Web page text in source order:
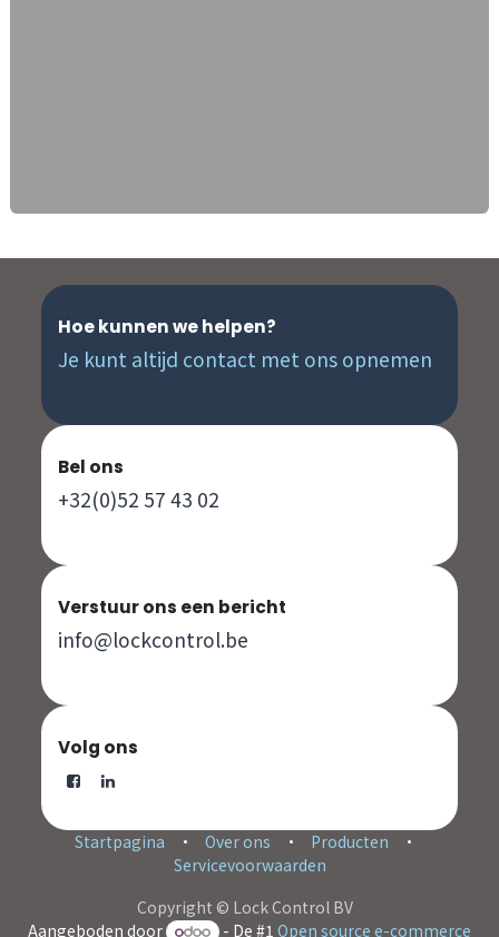
Hoe kunnen we helpen?
Je kunt altijd contact met ons opnemen
Bel ons
+32(0)52 57 43 02
Verstuur ons een bericht
info@lockcontrol.be
Volg ons
Startpagina • Over ons • Producten
•
Servicevoorwaarden
Copyright © Lock Control BV
Aangeboden door
- De #1Open source e-commerce